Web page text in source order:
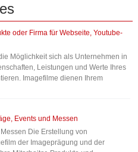
oder Firma für Webseite, Youtube-
Möglichkeit sich als Unternehmen in
Leistungen und Werte Ihres
Imagefilme dienen Ihrem
Events und Messen
Die Erstellung von
der Imageprägung und der